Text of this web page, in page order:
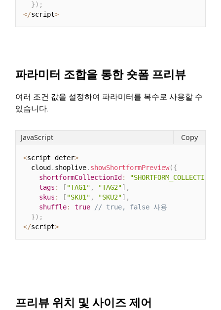
}) ;
</script>
파라미터 조합을 통한 숏폼 프리뷰
여러 조건 값을 설정하여 파라미터를 복수로 사용할 수
있습니다.
<script defer>
  cloud
. shoplive. showShortformPreview({
shortformCollectionId :
tags : [ "TAG1" , "TAG2"] ,
skus : [ "SKU1" , "SKU2"] ,
shuffle: true
// true, false 사용
}) ;
</script>
JavaScript Copy
프리뷰 위치 및 사이즈 제어